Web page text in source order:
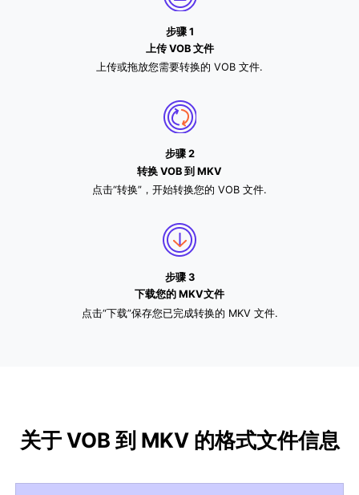
步骤 1
上传 VOB 文件
上传或拖放您需要转换的 VOB 文件.
步骤 2
转换 VOB 到 MKV
点击“转换”，开始转换您的 VOB 文件.
步骤 3
下载您的 MKV文件
点击“下载”保存您已完成转换的 MKV 文件.
关于 VOB 到 MKV 的格式文件信息